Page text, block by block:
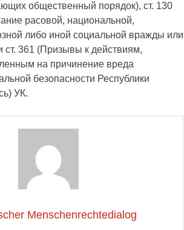
общественный порядок), ст. 130
расовой, национальной,
либо иной социальной вражды или
ст. 361 (Призывы к действиям,
на причинение вреда
безопасности Республики
УК.
Menschenrechtedialog